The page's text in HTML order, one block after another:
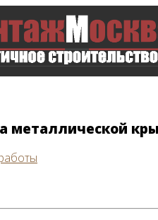
металлической